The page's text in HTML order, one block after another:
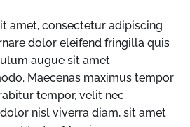
amet, consectetur adipiscing
dolor eleifend fringilla quis
augue sit amet
Maecenas maximus tempor
tempor, velit nec
nisl viverra diam, sit amet